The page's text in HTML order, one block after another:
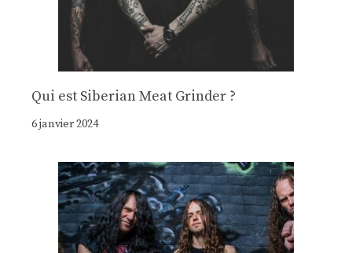
Qui est Siberian Meat Grinder ?
6 janvier 2024